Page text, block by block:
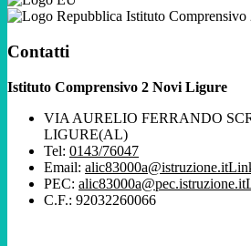
Istituto
Contatti
Istituto Comprensivo 2 Novi Ligure
VIA AURELIO FERRANDO
LIGURE(AL)
Tel: 0143/76047
Email: alic83000a@istruzione.it
PEC: alic83000a@pec.istruzione.it
C.F.: 92032260066